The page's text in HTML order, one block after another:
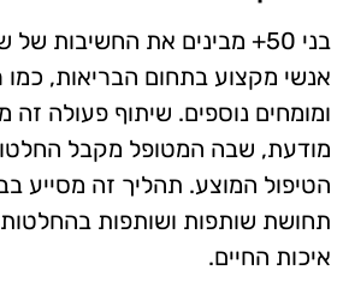
בני 50+ מבינים את החשיבות
אנשי מקצוע בתחום הבריאות, כמו
ומומחים נוספים. שיתוף פעולה
מודעת, שבה המטופל מקבל
הטיפול המוצע. תהליך זה מסייע
תחושת שותפות ושותפות
איכות החיים.